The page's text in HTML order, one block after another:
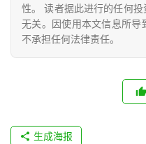
性。 读者据此进行的任何
无关。因使用本文信息所
不承担任何法律责任。
生成海报